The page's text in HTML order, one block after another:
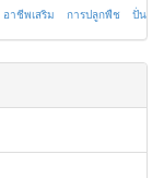
อาชีพเสริม การปลูกพืช
ปั่น